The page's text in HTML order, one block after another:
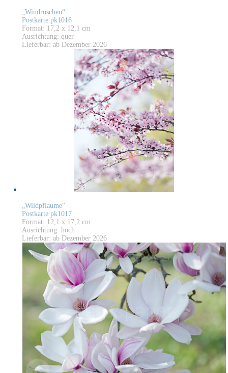
„Windröschen“
Postkarte pk1016
Format: 17,2 x 12,1 cm
Ausrichtung: quer
Lieferbar: ab Dezember 2026
„Wildpflaume“
Postkarte pk1017
Format: 12,1 x 17,2 cm
Ausrichtung: hoch
Lieferbar: ab Dezember 2026